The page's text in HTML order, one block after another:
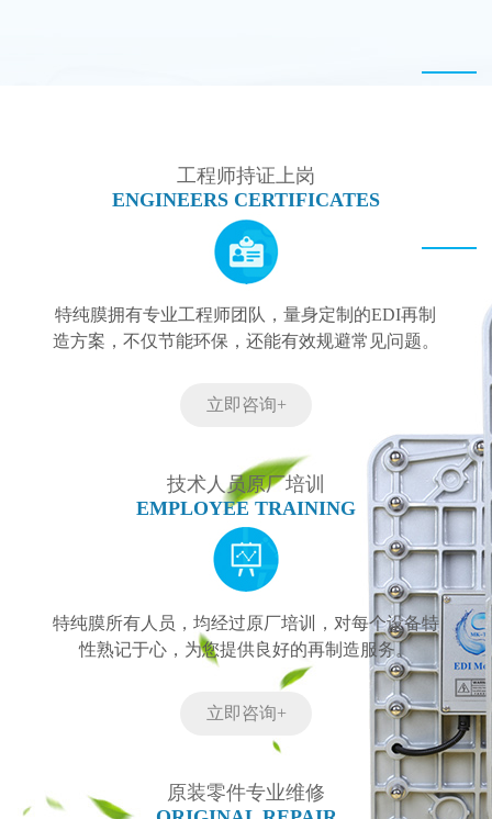
工程师持证上岗
ENGINEERS CERTIFICATES
特纯膜拥有专业工程师团队，量身定制的EDI再制
造方案，不仅节能环保，还能有效规避常见问题。
立即咨询+
技术人员原厂培训
EMPLOYEE TRAINING
特纯膜所有人员，均经过原厂培训，对每个设备特
性熟记于心，为您提供良好的再制造服务。
立即咨询+
原装零件专业维修